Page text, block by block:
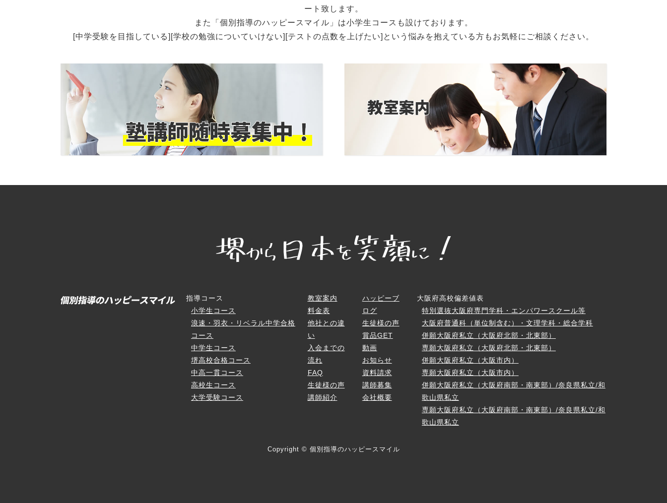
ート致します。
また「個別指導のハッピースマイル」は小学生コースも設けております。
[中学受験を目指している][学校の勉強についていけない][テストの点数を上げたい]という悩みを抱えている方もお気軽にご相談ください。
指導コース
小学生コース
浪速・羽衣・リベラル中学合格
コース
中学生コース
堺高校合格コース
中高一貫コース
高校生コース
大学受験コース
教室案内
料金表
他社との違
い
入会までの
流れ
FAQ
生徒様の声
講師紹介
ハッピーブ
ログ
生徒様の声
賞品GET
動画
お知らせ
資料請求
講師募集
会社概要
大阪府高校偏差値表
特別選抜大阪府専門学科・エンパワースクール等
大阪府普通科（単位制含む）・文理学科・総合学科
併願大阪府私立（大阪府北部・北東部）
専願大阪府私立（大阪府北部・北東部）
併願大阪府私立（大阪市内）
専願大阪府私立（大阪市内）
併願大阪府私立（大阪府南部・南東部）/奈良県私立/和
歌山県私立
専願大阪府私立（大阪府南部・南東部）/奈良県私立/和
歌山県私立
Copyright © 個別指導のハッピースマイル